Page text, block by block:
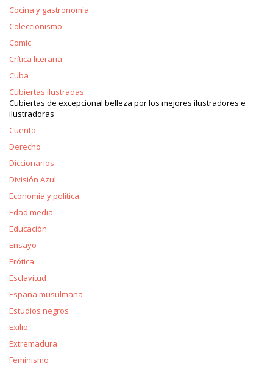
Cocina y gastronomía
Coleccionismo
Comic
Crítica literaria
Cuba
Cubiertas ilustradas
Cubiertas de excepcional belleza por los mejores ilustradores e
ilustradoras
Cuento
Derecho
Diccionarios
División Azul
Economía y política
Edad media
Educación
Ensayo
Erótica
Esclavitud
España musulmana
Estudios negros
Exilio
Extremadura
Feminismo